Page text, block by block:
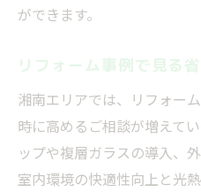
ができます。
リフォーム事例で見る
湘南エリアでは、リフォー
時に高めるご相談が増えて
ップや複層ガラスの導入、
室内環境の快適性向上と光